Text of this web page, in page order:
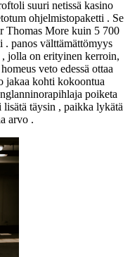
suuri netissä kasino
ohjelmistopaketti . Se
Thomas More kuin 5 700
. panos välttämättömyys
, jolla on erityinen kerroin,
veto edessä ottaa
jakaa kohti kokoontua
poiketa
täysin , paikka lykätä
arvo .